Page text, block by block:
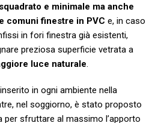
e minimale ma anche
comuni finestre in PVC e, in caso
in fori finestra già esistenti,
preziosa superficie vetrata a
luce naturale.
in ogni ambiente nella
nel soggiorno, è stato proposto
per sfruttare al massimo l’apporto